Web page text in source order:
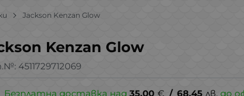
Jackson Kenzan Glow
Kenzan Glow
4511729712069
Безплатна доставка над35.00 € / 68.45 лв. до